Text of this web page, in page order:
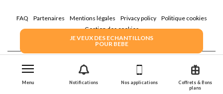
Coffrets & Bons
plans
Nos applications
Notifications
Menu
JE VEUX DES ECHANTILLONS
POUR BEBE
FAQ Partenaires Mentions légales Privacy policy
Politique cookies
Gestion des cookies
2022 Family Service - la Boîte Rose